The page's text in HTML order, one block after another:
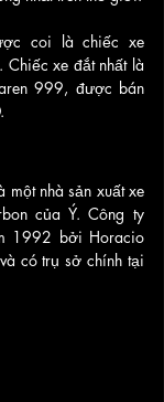
coi là chiếc xe
Chiếc xe đắt nhất là
999, được bán
một nhà sản xuất xe
của Ý. Công ty
1992 bởi Horacio
có trụ sở chính tại